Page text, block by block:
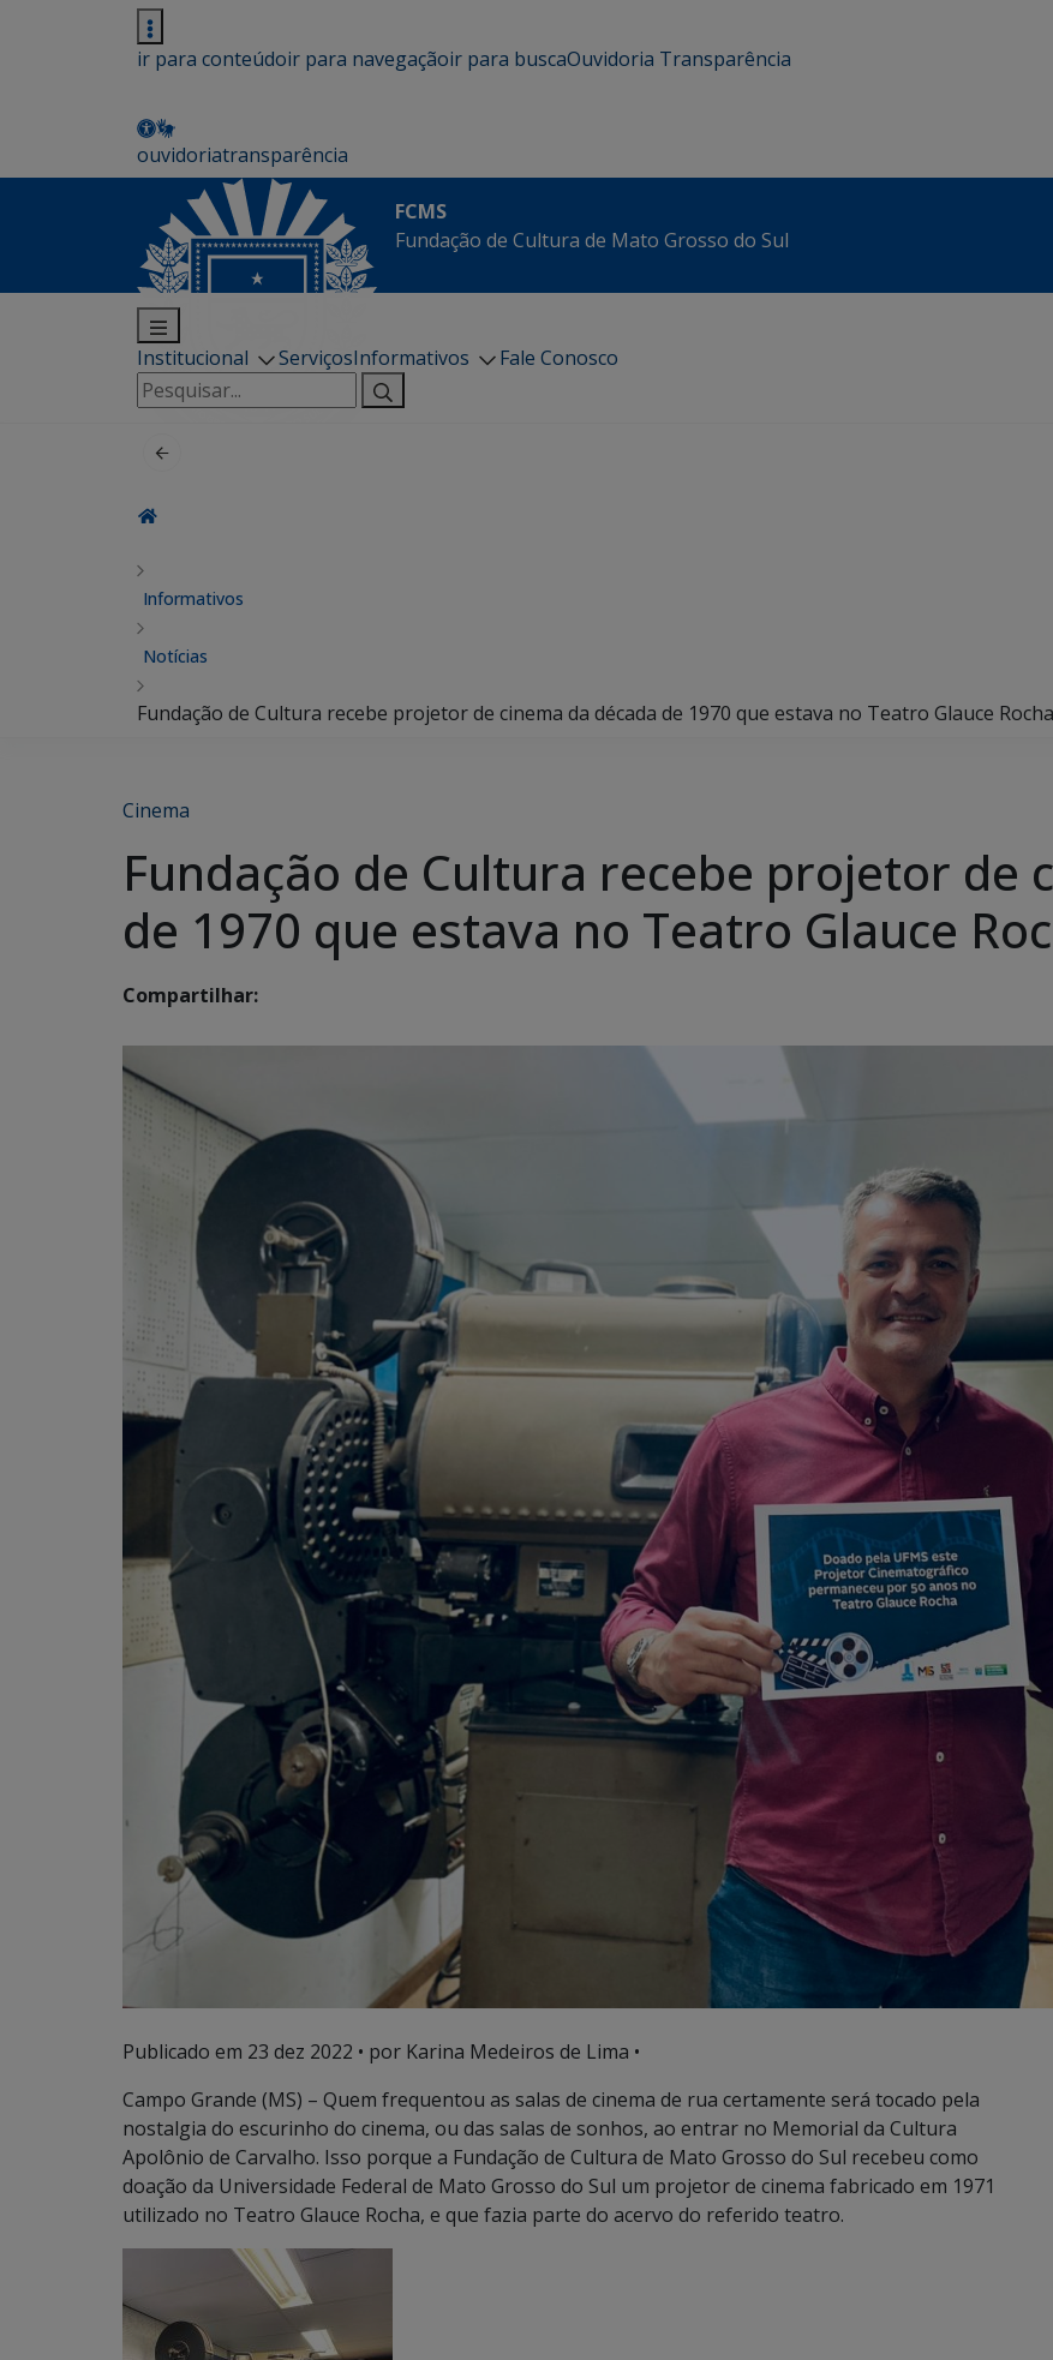
ir para conteúdoir para navegaçãoir para buscaOuvidoria Transparência
ouvidoriatransparência
FCMS
Fundação de Cultura de Mato Grosso do Sul
Institucional ServiçosInformativos
Fale Conosco
Pesquisar
por:
Informativos
Notícias
Fundação de Cultura recebe projetor de cinema da década de 1970 que estava no Teatro Glauce Rocha
Cinema
Fundação de Cultura recebe projetor de
de 1970 que estava no Teatro Glauce
Compartilhar:
Publicado em 23 dez 2022 • por Karina Medeiros de Lima •
Campo Grande (MS) – Quem frequentou as salas de cinema de rua certamente será tocado pela
nostalgia do escurinho do cinema, ou das salas de sonhos, ao entrar no Memorial da Cultura
Apolônio de Carvalho. Isso porque a Fundação de Cultura de Mato Grosso do Sul recebeu como
doação da Universidade Federal de Mato Grosso do Sul um projetor de cinema fabricado em 1971
utilizado no Teatro Glauce Rocha, e que fazia parte do acervo do referido teatro.